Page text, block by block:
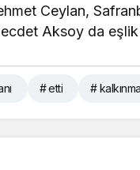
Ceylan,
Aksoy da
# etti # kalkınma